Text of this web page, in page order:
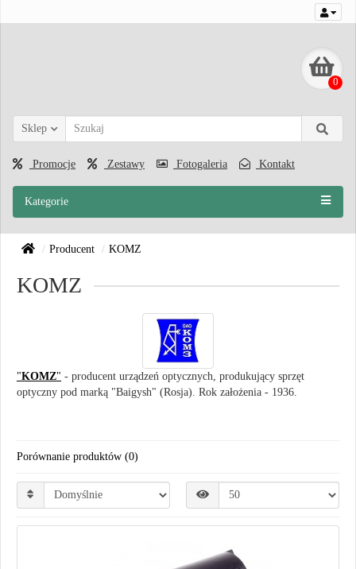
0
Sklep
Promocje Zestawy Fotogaleria Kontakt
Kategorie
Producent KOMZ
KOMZ
"KOMZ" - producent urządzeń optycznych, produkujący sprzęt
optyczny pod marką "Baigysh" (Rosja). Rok założenia - 1936.
Porównanie produktów (0)